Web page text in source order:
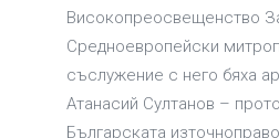
Високопреосвещенство
Средноевропейски
съслужение с него бяха
Атанасий Султанов –
Българската